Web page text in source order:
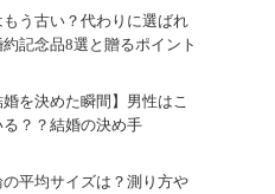
う古い？代わりに選ばれ
記念品8選と贈るポイント
婚を決めた瞬間】男性はこ
る？？結婚の決め手
の平均サイズは？測り方や